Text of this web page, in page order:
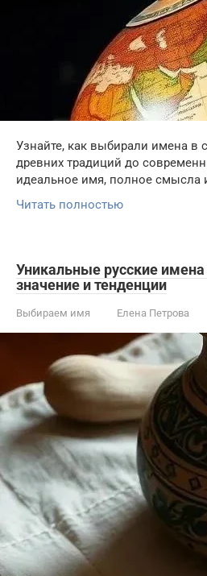
Узнайте, как выбирали имена в
древних традиций до
идеальное имя, полное смысла
Читать полностью
Уникальные русские
значение и тенденции
Выбираем имя Елена Петрова